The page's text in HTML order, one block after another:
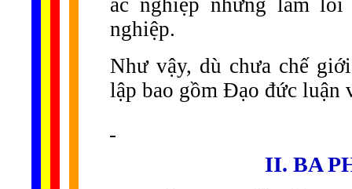
ác nghiệp những lầm
nghiệp.
Như vậy, dù chưa chế
lập bao gồm Đạo đức luận
II. BA